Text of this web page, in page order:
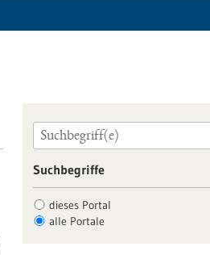
Suchbegriffe
dieses Portal
alle Portale